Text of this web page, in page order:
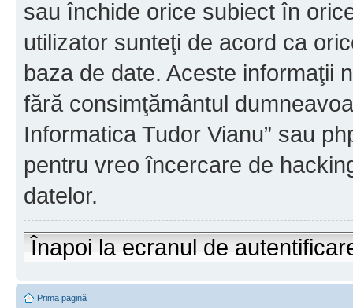
sau închide orice subiect în
utilizator sunteţi de acord ca
baza de date. Aceste informaţii
fără consimţământul
Informatica Tudor Vianu” sau
pentru vreo încercare de
datelor.
Înapoi la ecranul de
Prima pagină